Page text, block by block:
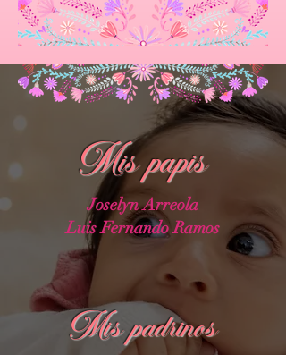
Mis papis
Joselyn Arreola
Luis Fernando Ramos
Mis padrinos